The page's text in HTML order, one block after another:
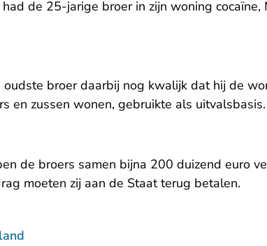
had de 25-jarige broer in zijn woning
oudste broer daarbij nog kwalijk dat hij de
en zussen wonen, gebruikte als uitvalsbasis.
de broers samen bijna 200 duizend euro
moeten zij aan de Staat terug betalen.